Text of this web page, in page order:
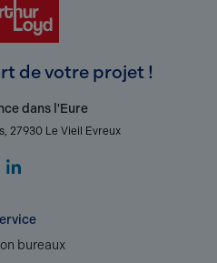
de votre projet !
dans l'Eure
27930 Le Vieil Evreux
bureaux